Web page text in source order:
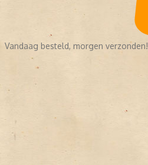
Vandaag besteld, morgen verzonden!